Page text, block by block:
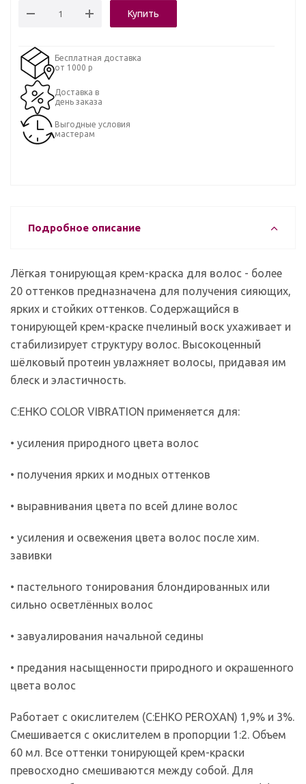
Купить
Бесплатная доставка
от 1000 р
Доставка в
день заказа
Выгодные условия
мастерам
Подробное описание
Лёгкая тонирующая крем-краска для волос - более
20 оттенков предназначена для получения сияющих,
ярких и стойких оттенков. Содержащийся в
тонирующей крем-краске пчелиный воск ухаживает и
стабилизирует структуру волос. Высокоценный
шёлковый протеин увлажняет волосы, придавая им
блеск и эластичность.
C:EHKO COLOR VIBRATION применяется для:
• усиления природного цвета волос
• получения ярких и модных оттенков
• выравнивания цвета по всей длине волос
• усиления и освежения цвета волос после хим.
завивки
• пастельного тонирования блондированных или
сильно осветлённых волос
• завуалирования начальной седины
• предания насыщенности природного и окрашенного
цвета волос
Работает с окислителем (C:EHKO PEROXAN) 1,9% и 3%.
Смешивается с окислителем в пропорции 1:2. Объем
60 мл. Все оттенки тонирующей крем-краски
превосходно смешиваются между собой. Для